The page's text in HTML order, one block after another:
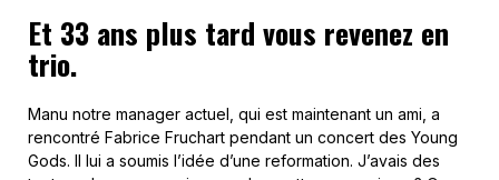
Et 33 ans plus tard vous revenez en
trio.
Manu notre manager actuel, qui est maintenant un ami, a
rencontré Fabrice Fruchart pendant un concert des Young
Gods. Il lui a soumis l’idée d’une reformation. J’avais des